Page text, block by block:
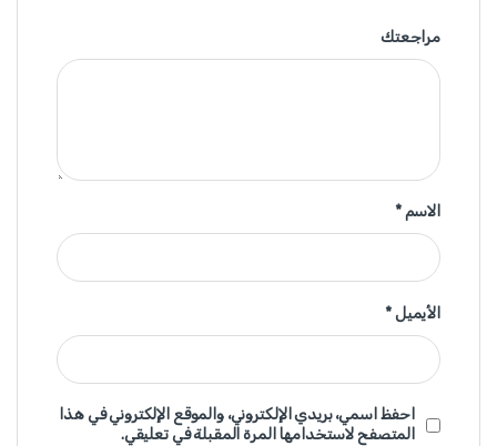
مراجعتك
الاسم*
الأيميل*
احفظ اسمي، بريدي الإلكتروني، والموقع الإلكتروني في هذا
المتصفح لاستخدامها المرة المقبلة في تعليقي.